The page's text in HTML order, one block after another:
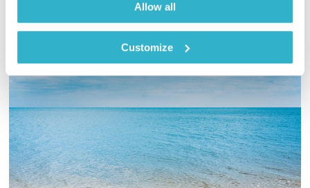
Allow all
Customize